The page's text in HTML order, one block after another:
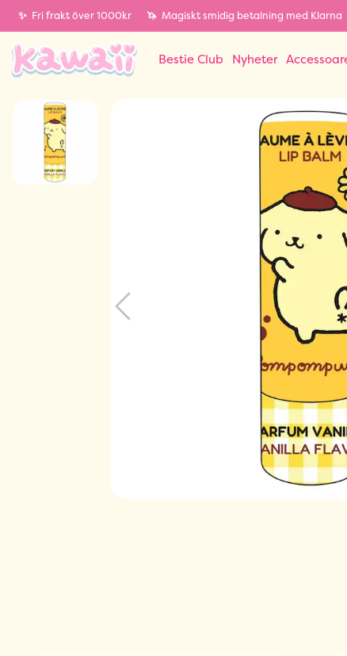
✨ Fri frakt över 1000kr 🦄 Magiskt smidig betalning med Klarna
Bestie Club Nyheter